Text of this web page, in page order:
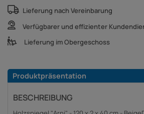
Lieferung nach Vereinbarung
Verfügbarer und effizienter
Lieferung im Obergeschoss
Produktpräsentation
BESCHREIBUNG